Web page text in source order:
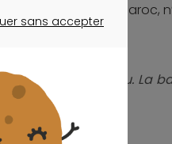
l’occurrence le Maroc,
sont mis à niveau. La
sans accepter